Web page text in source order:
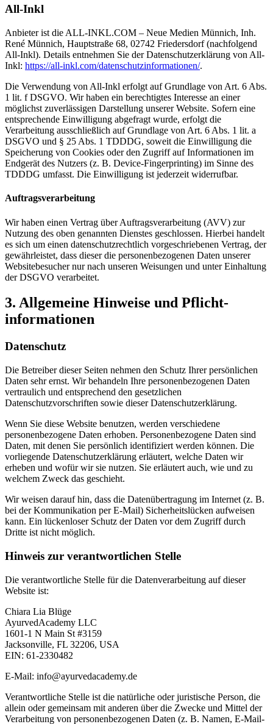
All-Inkl
Anbieter ist die ALL-INKL.COM – Neue Medien Münnich, Inh.
René Münnich, Hauptstraße 68, 02742 Friedersdorf (nachfolgend
All-Inkl). Details entnehmen Sie der Datenschutzerklärung von All-
Inkl: https://all-inkl.com/datenschutzinformationen/.
Die Verwendung von All-Inkl erfolgt auf Grundlage von Art. 6 Abs.
1 lit. f DSGVO. Wir haben ein berechtigtes Interesse an einer
möglichst zuverlässigen Darstellung unserer Website. Sofern eine
entsprechende Einwilligung abgefragt wurde, erfolgt die
Verarbeitung ausschließlich auf Grundlage von Art. 6 Abs. 1 lit. a
DSGVO und § 25 Abs. 1 TDDDG, soweit die Einwilligung die
Speicherung von Cookies oder den Zugriff auf Informationen im
Endgerät des Nutzers (z. B. Device-Fingerprinting) im Sinne des
TDDDG umfasst. Die Einwilligung ist jederzeit widerrufbar.
Auftragsverarbeitung
Wir haben einen Vertrag über Auftragsverarbeitung (AVV) zur
Nutzung des oben genannten Dienstes geschlossen. Hierbei handelt
es sich um einen datenschutzrechtlich vorgeschriebenen Vertrag, der
gewährleistet, dass dieser die personenbezogenen Daten unserer
Websitebesucher nur nach unseren Weisungen und unter Einhaltung
der DSGVO verarbeitet.
3. Allgemeine Hinweise und Pflicht­
informationen
Datenschutz
Die Betreiber dieser Seiten nehmen den Schutz Ihrer persönlichen
Daten sehr ernst. Wir behandeln Ihre personenbezogenen Daten
vertraulich und entsprechend den gesetzlichen
Datenschutzvorschriften sowie dieser Datenschutzerklärung.
Wenn Sie diese Website benutzen, werden verschiedene
personenbezogene Daten erhoben. Personenbezogene Daten sind
Daten, mit denen Sie persönlich identifiziert werden können. Die
vorliegende Datenschutzerklärung erläutert, welche Daten wir
erheben und wofür wir sie nutzen. Sie erläutert auch, wie und zu
welchem Zweck das geschieht.
Wir weisen darauf hin, dass die Datenübertragung im Internet (z. B.
bei der Kommunikation per E-Mail) Sicherheitslücken aufweisen
kann. Ein lückenloser Schutz der Daten vor dem Zugriff durch
Dritte ist nicht möglich.
Hinweis zur verantwortlichen Stelle
Die verantwortliche Stelle für die Datenverarbeitung auf dieser
Website ist:
Chiara Lia Blüge
AyurvedAcademy LLC
1601-1 N Main St #3159
Jacksonville, FL 32206, USA
EIN: 61-2330482
E-Mail: info@ayurvedacademy.de
Verantwortliche Stelle ist die natürliche oder juristische Person, die
allein oder gemeinsam mit anderen über die Zwecke und Mittel der
Verarbeitung von personenbezogenen Daten (z. B. Namen, E-Mail-